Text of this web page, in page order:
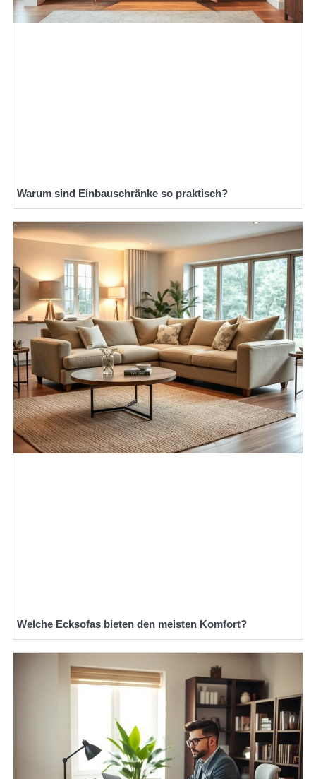
Warum sind Einbauschränke so praktisch?
Welche Ecksofas bieten den meisten Komfort?